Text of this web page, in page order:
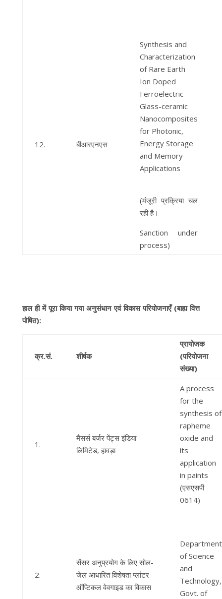
12. बीआरएनएस
Synthesis and
Characterization
of Rare Earth
Ion Doped
Ferroelectric
Glass-ceramic
Nanocomposites
for Photonic,
Energy Storage
and Memory
Applications
(मंजूरी प्रक्रिया चल
रही है।
Sanction under
process)
हाल ही में पूरा किया गया अनुसंधान एवं विकास परियोजनाएँ (बाह्य वित्त
पोषित):
क्र.सं. शीर्षक
प्रायोजक
(परियोजना
संख्या)
1.
मैसर्स बर्जर पेंट्स इंडिया
लिमिटेड, हावड़ा
A process
for the
synthesis of
rapheme
oxide and
its
application
in paints
(एसएसपी
0614)
2.
सेंसर अनुप्रयोग के लिए सोल-
जेल आधारित विशेषता प्लांटर
ऑप्टिकल वेवगाइड का विकास
Department
of Science
and
Technology,
Govt. of